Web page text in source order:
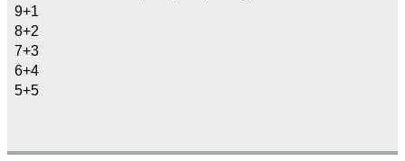
9+1
8+2
7+3
6+4
5+5